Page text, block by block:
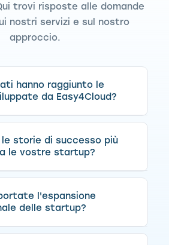
trovi risposte alle domande
nostri servizi e sul nostro
approccio.
hanno raggiunto le
da Easy4Cloud?
le storie di successo più
le vostre startup?
l'espansione
delle startup?